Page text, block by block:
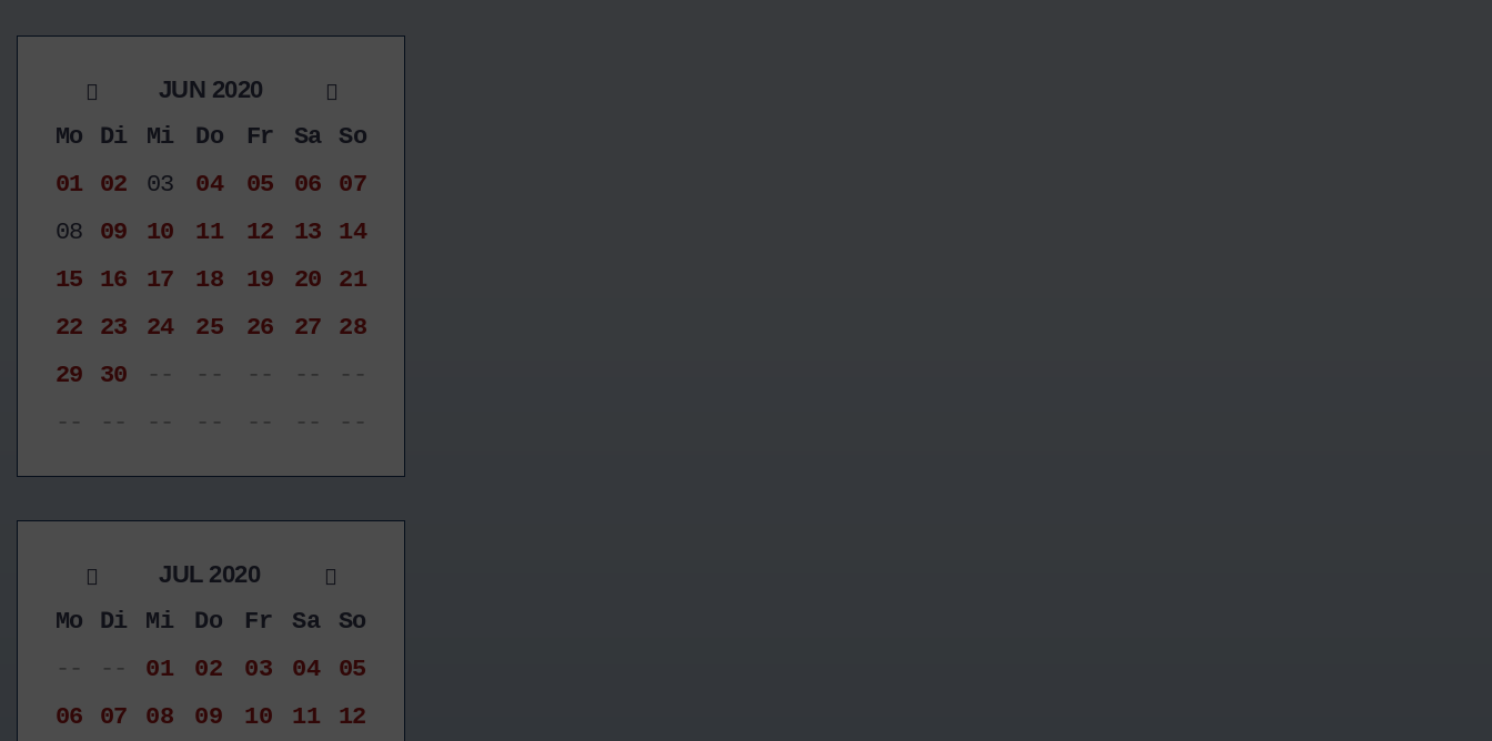
JUN 2020
Mo
Di Mi Do Fr Sa
So
01
02 03 04 05 06
07
08
09 10 11 12 13
14
15
16 17 18 19 20
21
22
23 24 25 26 27
28
29
30 -- -- -- --
--
--
-- -- -- -- -- --
JUL 2020
Mo
Di Mi Do Fr Sa
So
--
-- 01 02 03 04
05
06
07 08 09 10 11 12